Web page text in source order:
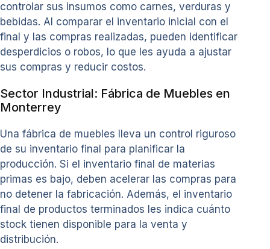
controlar sus insumos como carnes, verduras y
bebidas. Al comparar el inventario inicial con el
final y las compras realizadas, pueden identificar
desperdicios o robos, lo que les ayuda a ajustar
sus compras y reducir costos.
Sector Industrial: Fábrica de Muebles en
Monterrey
Una fábrica de muebles lleva un control riguroso
de su inventario final para planificar la
producción. Si el inventario final de materias
primas es bajo, deben acelerar las compras para
no detener la fabricación. Además, el inventario
final de productos terminados les indica cuánto
stock tienen disponible para la venta y
distribución.